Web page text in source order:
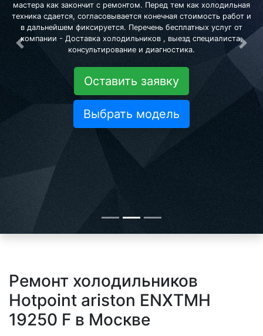
мастера как закончит с ремонтом. Перед тем как холодильная
техника сдается, согласовывается конечная стоимость работ и
в дальнейшем фиксируется. Перечень бесплатных услуг от
компании - Доставка холодильников , выезд специалиста,
консультирование и диагностика.
Оставить заявку
Выбрать модель
Предыдущая
Ремонт холодильников
Hotpoint ariston ENXTMH
19250 F в Москве